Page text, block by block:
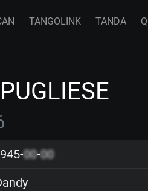
TANGOLINK TANDA
00-00